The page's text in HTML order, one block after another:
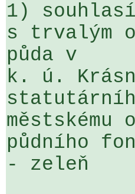
1) souhlasí
s trvalým
půda v
k. ú.
půdního
- zeleň